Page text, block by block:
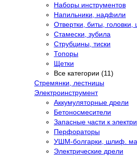
Наборы инструментов
Напильники, надфили
Отвертки, биты, головки,
Стамески, зубила
Струбцины, тиски
Топоры
Щетки
Все категории (11)
Стремянки, лестницы
Электроинструмент
Аккумуляторные дрели
Бетоносмесители
Запасные части к
Перфораторы
УШМ-болгарки, шлиф.
Электрические дрели